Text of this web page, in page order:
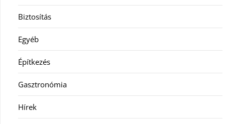
Biztosítás
Egyéb
Építkezés
Gasztronómia
Hírek